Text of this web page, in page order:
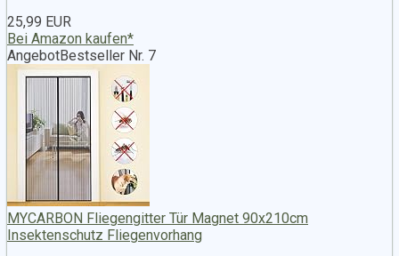
25,99 EUR
Bei Amazon kaufen*
AngebotBestseller Nr. 7
MYCARBON Fliegengitter Tür Magnet 90x210cm
Insektenschutz Fliegenvorhang